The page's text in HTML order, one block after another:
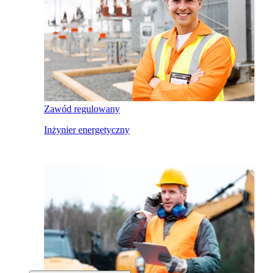
Zawód regulowany
Inżynier energetyczny